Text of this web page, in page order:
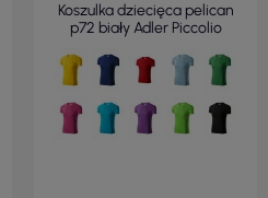
Koszulka dziecięca pelican
p72 biały Adler Piccolio